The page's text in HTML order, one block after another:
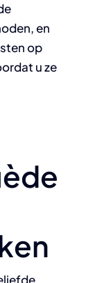
en
op
u ze